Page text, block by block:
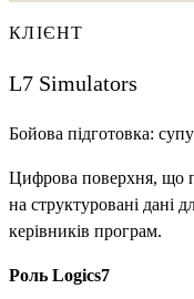
КЛІЄНТ
L7 Simulators
Бойова підготовка:
Цифрова поверхня, що
на структуровані дані
керівників програм.
Роль Logics7